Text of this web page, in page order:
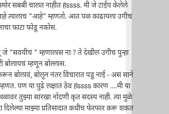
सबबी चालत नाहीत हंssss. मी जे टाईप केलेले
त्यालाच "आहे" म्हणतो. आत पळ काढायला उगीच
फाटा फोडू नकोस.
जे "सवयीचं " म्हणालास ना ? ते देखील उगीच पुन्हा
बोलायचं म्हणून बोल्लास.
बोलावं, बोलून नंतर विचारात पडू नाई - असं साने
पण या पुढे लक्षात ठेव हंssss कारण ....मी या
तुझ्या सारखा नोंदणी कृत सदस्य नाही. त्या मुळे
दिलेल्या माझ्या प्रतिसादात कधीच फेरफार करू शकत